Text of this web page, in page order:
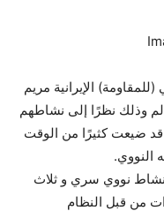
الإيرانية مريم
وذلك نظرًا إلى نشاطهم
قد ضيعت كثيرًا من الوقت
النووي.
«ان 18 سنة من نشاط نووي سري و ثلاث
من قبل النظام